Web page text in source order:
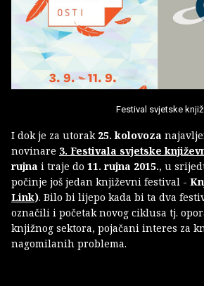
Festival svjetske
I dok je za utorak 25. kolovoza
novinare 3. Festivala svjetske
rujna i traje do 11. rujna 2015., u
počinje još jedan književni festival -
Link). Bilo bi lijepo kada bi ta dva
označili i početak novog ciklusa tj.
knjižnog sektora, pojačani interes za
nagomilanih problema.